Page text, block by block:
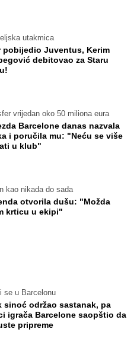
utakmica
pobijedio Juventus, Kerim
debitovao za Staru
vrijedan oko 50 miliona eura
Barcelone danas nazvala
i poručila mu: "Neću se više
u klub"
kao nikada do sada
otvorila dušu: "Možda
krticu u ekipi"
se u Barcelonu
sinoć održao sastanak, pa
igrača Barcelone saopštio da
pripreme